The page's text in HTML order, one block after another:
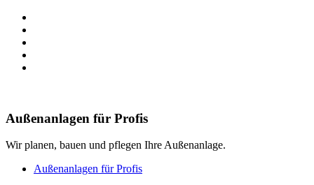
Außenanlagen für Profis
Wir planen, bauen und pflegen Ihre Außenanlage.
Außenanlagen für Profis